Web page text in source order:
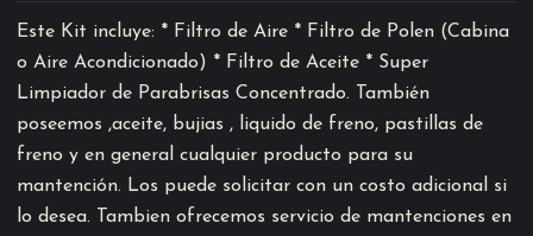
Este Kit incluye: * Filtro de Aire * Filtro de Polen (Cabina
o Aire Acondicionado) * Filtro de Aceite * Super
Limpiador de Parabrisas Concentrado. También
poseemos ,aceite, bujias , liquido de freno, pastillas de
freno y en general cualquier producto para su
mantención. Los puede solicitar con un costo adicional si
lo desea. Tambien ofrecemos servicio de mantenciones en